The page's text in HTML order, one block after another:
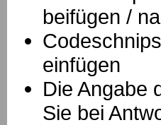
beifügen /
einfügen
Die Angabe
Sie bei